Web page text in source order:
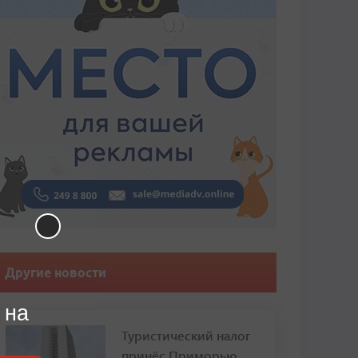
Другие новости
Туристический налог